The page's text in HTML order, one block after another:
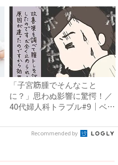
「子宮筋腫でそんなこと
に？」思わぬ影響に驚愕！／
40代婦人科トラブル#9｜ベビ
Recommended by